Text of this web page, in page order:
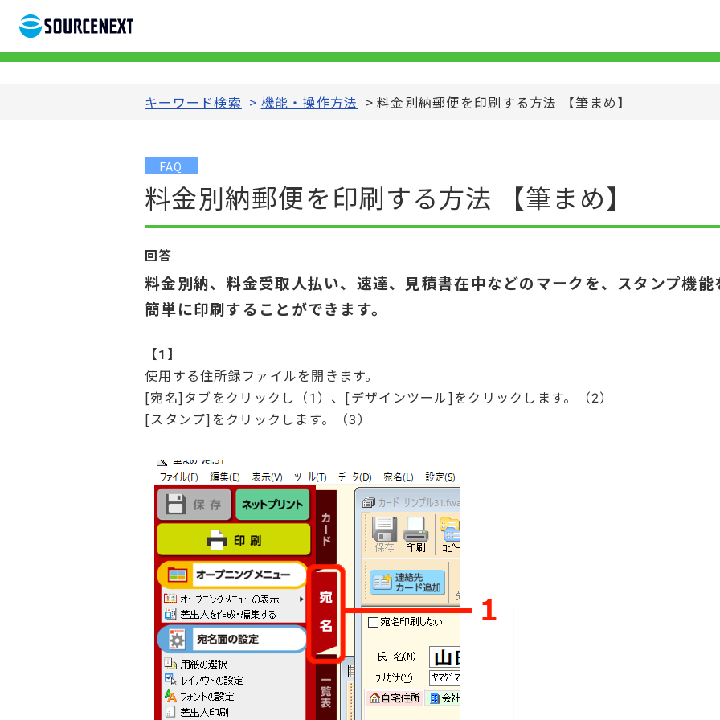
キーワード検索 > 機能・操作方法 > 料金別納郵便を印刷する方法 【筆まめ】
FAQ
料金別納郵便を印刷する方法 【筆まめ】
回答
料金別納、料金受取人払い、速達、見積書在中などのマークを、スタンプ機能
簡単に印刷することができます。
【1】
使用する住所録ファイルを開きます。
[宛名]タブをクリックし（1）、[デザインツール]をクリックします。（2）
[スタンプ]をクリックします。（3）